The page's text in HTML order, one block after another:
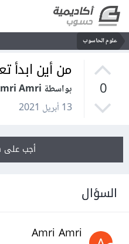
علوم الحاسوب
0
من أين ابدأ
بواسطة Amri Amri
13 أبريل 2021
أجب على
السؤال
Amri Amri